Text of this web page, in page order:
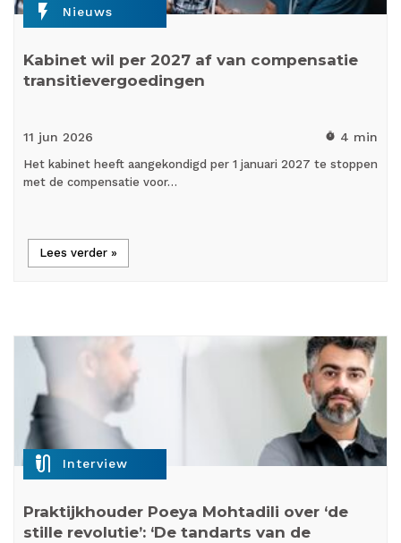
flash_on Nieuws
Kabinet wil per 2027 af van compensatie
transitievergoedingen
11 jun 2026 timer 4 min
Het kabinet heeft aangekondigd per 1 januari 2027 te stoppen
met de compensatie voor…
Lees verder »
mic_external_on Interview
Praktijkhouder Poeya Mohtadili over ‘de
stille revolutie’: ‘De tandarts van de